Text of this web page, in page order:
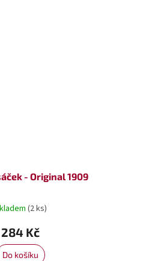
- Original 1909
(2 ks)
284 Kč
Do košíku